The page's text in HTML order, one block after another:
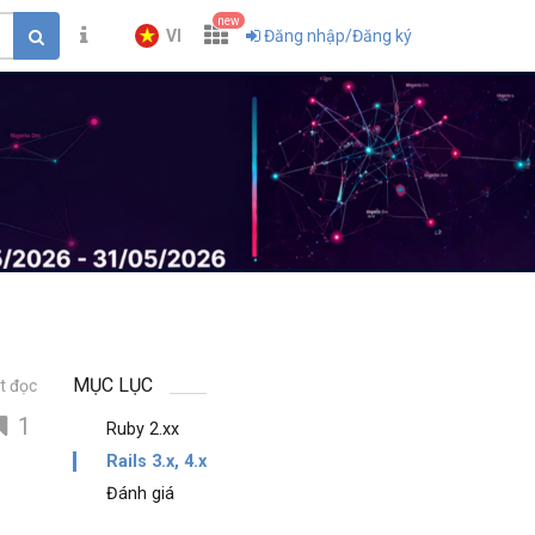
VI
new
Đăng nhập/Đăng ký
đọc
1
MỤC LỤC
Ruby 2.xx
Rails 3.x, 4.x
Đánh giá